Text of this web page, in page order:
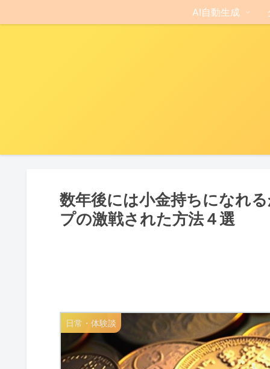
AI自動生成
数年後には小金持ちになれ
プの激戦された方法４選
日常・体験談